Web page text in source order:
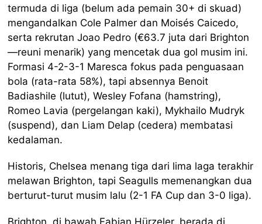
termuda di liga (belum ada pemain 30+ di skuad)
mengandalkan Cole Palmer dan Moisés Caicedo,
serta rekrutan Joao Pedro (€63.7 juta dari Brighton
—reuni menarik) yang mencetak dua gol musim ini.
Formasi 4-2-3-1 Maresca fokus pada penguasaan
bola (rata-rata 58%), tapi absennya Benoit
Badiashile (lutut), Wesley Fofana (hamstring),
Romeo Lavia (pergelangan kaki), Mykhailo Mudryk
(suspend), dan Liam Delap (cedera) membatasi
kedalaman.
Historis, Chelsea menang tiga dari lima laga terakhir
melawan Brighton, tapi Seagulls memenangkan dua
berturut-turut musim lalu (2-1 FA Cup dan 3-0 liga).
Brighton, di bawah Fabian Hürzeler, berada di